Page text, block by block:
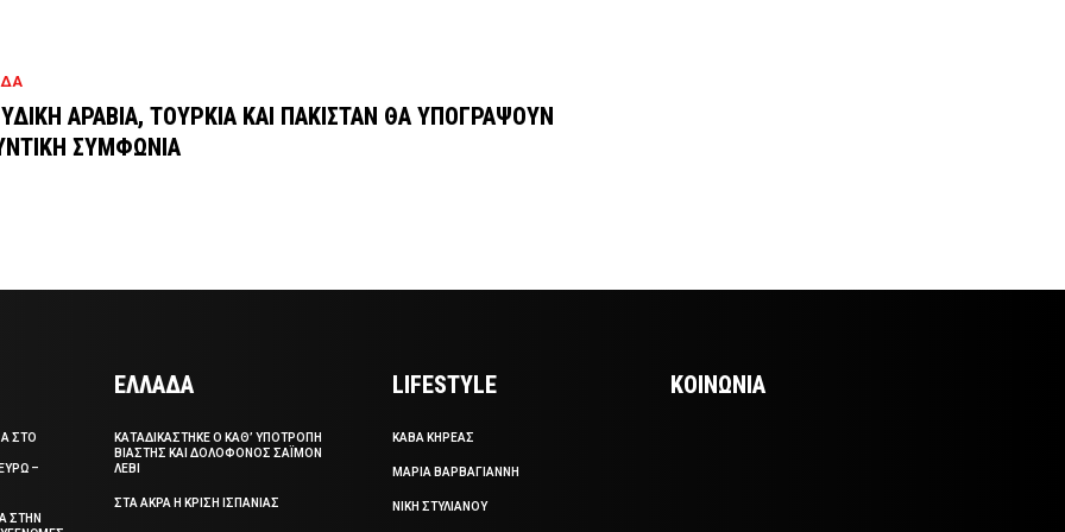
ΑΡΑΒΙΑ, ΤΟΥΡΚΙΑ ΚΑΙ ΠΑΚΙΣΤΑΝ ΘΑ ΥΠΟΓΡΑΨΟΥΝ
ΣΥΜΦΩΝΙΑ
ΣΤΟ
–
ΣΤΗΝ
ΕΛΛΑΔΑ
ΚΑΤΑΔΙΚΑΣΤΗΚΕ Ο ΚΑΘ’ ΥΠΟΤΡΟΠΗ
ΒΙΑΣΤΗΣ ΚΑΙ ΔΟΛΟΦΟΝΟΣ ΣΑΪΜΟΝ
ΛΕΒΙ
ΣΤΑ ΑΚΡΑ Η ΚΡΙΣΗ ΙΣΠΑΝΙΑΣ
LIFESTYLE
ΚΑΒΑ ΚΗΡΕΑΣ
ΜΑΡΙΑ ΒΑΡΒΑΓΙΑΝΝΗ
ΝΙΚΗ ΣΤΥΛΙΑΝΟΥ
ΚΟΙΝΩΝΙΑ